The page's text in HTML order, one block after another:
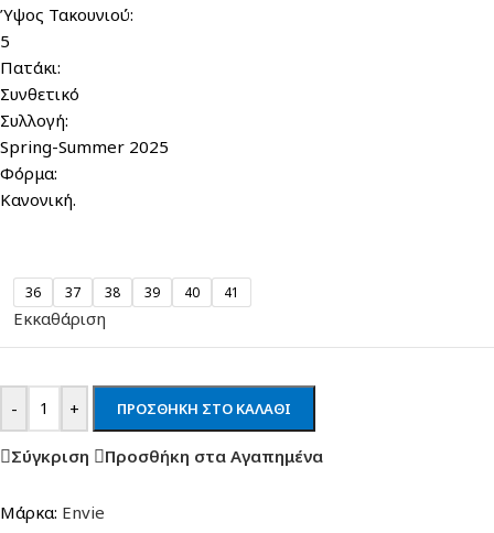
Ύψος Τακουνιού:
5
Πατάκι:
Συνθετικό
Συλλογή:
Spring-Summer 2025
Φόρμα:
Κανονική.
36 37 38 39 40 41
Εκκαθάριση
- + ΠΡΟΣΘΉΚΗ ΣΤΟ ΚΑΛΆΘΙ
Σύγκριση Προσθήκη στα Αγαπημένα
Μάρκα: Envie